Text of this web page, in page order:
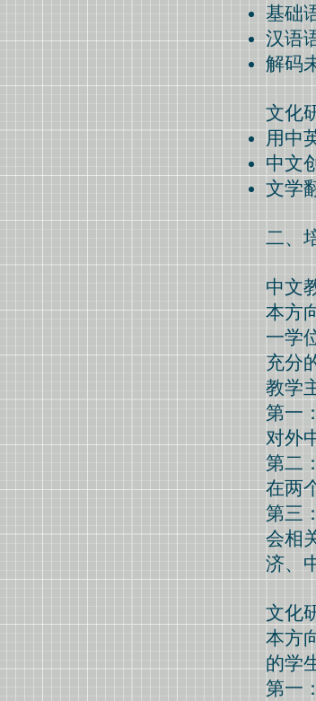
基础
汉语
解码
文化
用中
中文
文学
二、
中文
本方
一学
充分
教学
第一
对外
第二
在两
第三
会相
济、
文化
本方
的学
第一